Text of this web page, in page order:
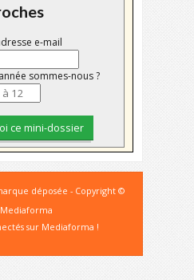
e-mail
sommes-nous ?
déposée - Copyright ©
sur Mediaforma !